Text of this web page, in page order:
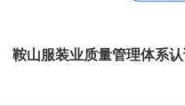
鞍山服装业质量管理体系